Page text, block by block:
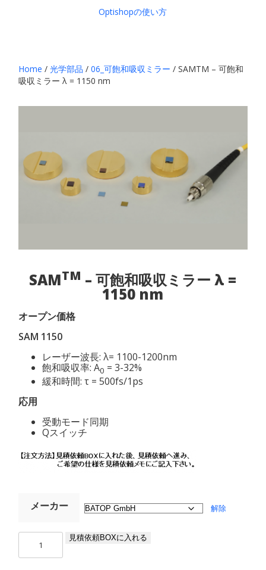
Optishopの使い方
Home /光学部品 /06_可飽和吸収ミラー / SAMTM – 可飽和
吸収ミラー λ = 1150 nm
SAMTM – 可飽和吸収ミラー λ =
1150 nm
オープン価格
SAM 1150
レーザー波長: λ= 1100-1200nm
飽和吸収率: A0 = 3-32%
緩和時間: τ = 500fs/1ps
応用
受動モード同期
Qスイッチ
メーカー 解除
見積依頼BOXに入れる